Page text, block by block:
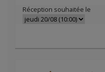
Réception souhaitée le